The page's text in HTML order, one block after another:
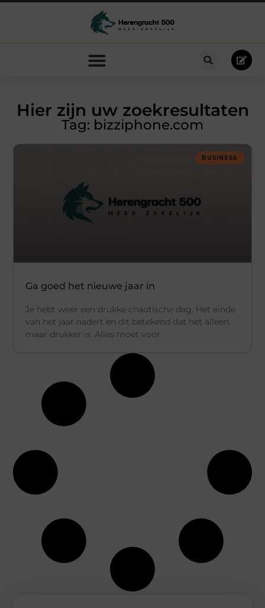
Hier zijn uw zoekresultaten
Tag: bizziphone.com
BUSINESS
Ga goed het nieuwe jaar in
Je hebt weer een drukke chaotische dag. Het einde
van het jaar nadert en dit betekend dat het alleen
maar drukker is. Alles moet voor